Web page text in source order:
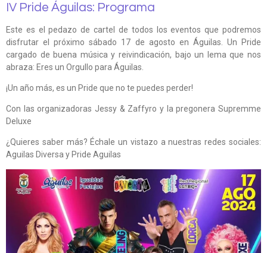
IV Pride Águilas: Programa
Este es el pedazo de cartel de todos los eventos que podremos
disfrutar el próximo sábado 17 de agosto en Águilas. Un Pride
cargado de buena música y reivindicación, bajo un lema que nos
abraza: Eres un Orgullo para Águilas.
¡Un año más, es un Pride que no te puedes perder!
Con las organizadoras Jessy & Zaffyro y la pregonera Supremme
Deluxe
¿Quieres saber más? Échale un vistazo a nuestras redes sociales:
Aguilas Diversa y Pride Aguilas